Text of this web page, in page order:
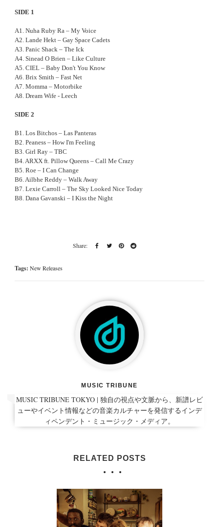
SIDE 1
A1. Nuha Ruby Ra – My Voice
A2. Lande Hekt – Gay Space Cadets
A3. Panic Shack – The Ick
A4. Sinead O Brien – Like Culture
A5. CIEL – Baby Don't You Know
A6. Brix Smith – Fast Net
A7. Momma – Motorbike
A8. Dream Wife - Leech
SIDE 2
B1. Los Bitchos – Las Panteras
B2. Peaness – How I'm Feeling
B3. Girl Ray – TBC
B4. ARXX ft. Pillow Queens – Call Me Crazy
B5. Roe – I Can Change
B6. Ailbhe Reddy – Walk Away
B7. Lexie Carroll – The Sky Looked Nice Today
B8. Dana Gavanski – I Kiss the Night
Tags: New Releases
MUSIC TRIBUNE
MUSIC TRIBUNE TOKYO | 独自の視点や文脈から、新譜レビ
ューやイベント情報などの音楽カルチャーを発信するインデ
ィペンデント・ミュージック・メディア。
RELATED POSTS